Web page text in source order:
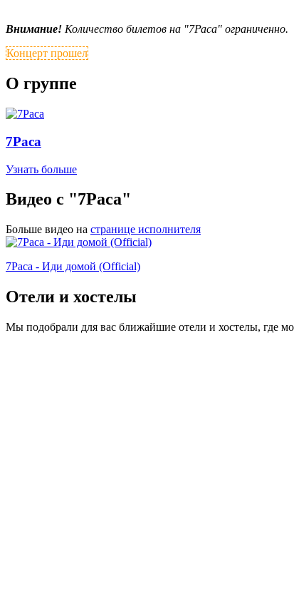
Внимание! Количество билетов на "7Раса" ограниченно.
Концерт прошел
О группе
7Раса
Узнать больше
Видео с "7Раса"
Больше видео на странице исполнителя
7Раса - Иди домой (Official)
Отели и хостелы
Мы подобрали для вас ближайшие отели и хостелы, где